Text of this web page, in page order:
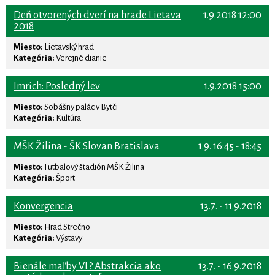
1.9.2018 12:00
Deň otvorených dverí na hrade Lietava
2018
Miesto: Lietavský hrad
Kategória: Verejné dianie
1.9.2018 15:00
Imrich: Posledný lev
Miesto: Sobášny palác v Bytči
Kategória: Kultúra
1.9. 16:45 - 18:45
MŠK Žilina - ŠK Slovan Bratislava
Miesto: Futbalový štadión MŠK Žilina
Kategória: Šport
13.7. - 11.9.2018
Konvergencia
Miesto: Hrad Strečno
Kategória: Výstavy
13.7. - 16.9.2018
Bienále maľby VI.? Abstrakcia ako